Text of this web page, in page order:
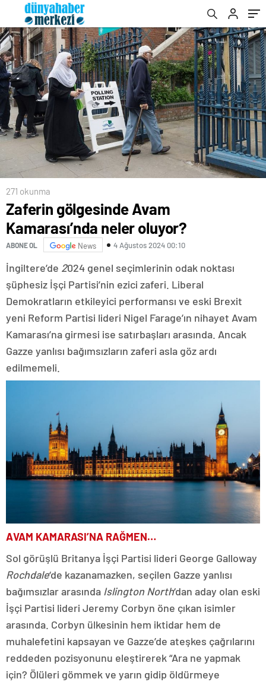
271 okunma
Zaferin gölgesinde Avam
Kamarası’nda neler oluyor?
ABONE OL News 4 Ağustos 2024 00:10
İngiltere’de 2024 genel seçimlerinin odak noktası
şüphesiz İşçi Partisi’nin ezici zaferi. Liberal
Demokratların etkileyici performansı ve eski Brexit
yeni Reform Partisi lideri Nigel Farage’ın nihayet Avam
Kamarası’na girmesi ise satırbaşları arasında. Ancak
Gazze yanlısı bağımsızların zaferi asla göz ardı
edilmemeli.
AVAM KAMARASI’NA RAĞMEN…
Sol görüşlü Britanya İşçi Partisi lideri George Galloway
Rochdale‘de kazanamazken, seçilen Gazze yanlısı
bağımsızlar arasında Islington North‘dan aday olan eski
İşçi Partisi lideri Jeremy Corbyn öne çıkan isimler
arasında. Corbyn ülkesinin hem iktidar hem de
muhalefetini kapsayan ve Gazze’de ateşkes çağrılarını
reddeden pozisyonunu eleştirerek “Ara ne yapmak
için? Ölüleri gömmek ve yarın gidip öldürmeye